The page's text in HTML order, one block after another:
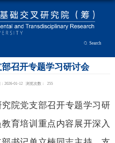
Search
召开专题学习研讨会
2026-01-12 浏览次数： 255
院党支部召开专题学习研
育培训重点内容展开深入